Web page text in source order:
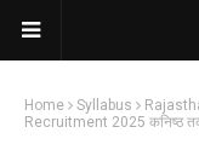
Home Syllabus
Recruitment 2025 कनिष्ठ